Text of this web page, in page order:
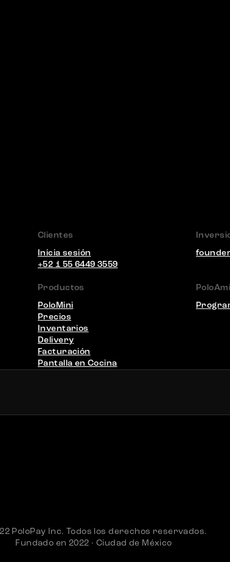
Clientes
Inicia sesión
+52 1 55 6449 3559
Productos
PoloMini
Precios
Inventarios
Delivery
Facturación
Pantalla en Cocina
PoloPay Inc. Todos los derechos reservados.
Fundado en 2022 · Ciudad de México